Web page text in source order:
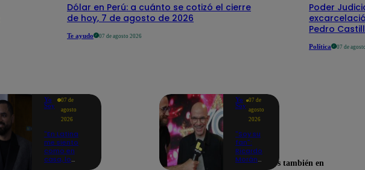
Dólar en Perú: a cuánto se cotizó el cierre
de hoy, 7 de agosto de 2026
Te ayudo 07 de agosto 2026
Poder
Pedro
Política 07 de
Yo
Soy
07 de
agosto
2026
"En Latina
me siento
como en
casa, lo
Yo
Soy
07 de
agosto
2026
"Soy su
fan":
Ricardo
Morán
Encuéntranos también en